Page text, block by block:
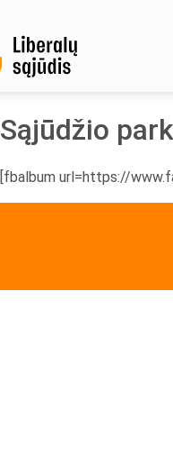
Sąjūdžio
[fbalbum url=https://